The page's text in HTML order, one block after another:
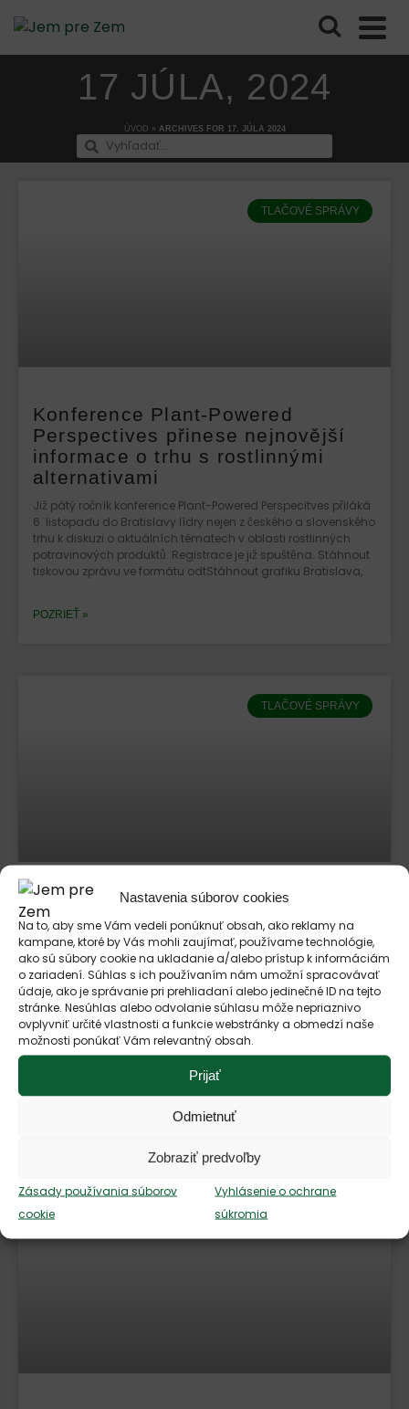
Nastavenia súborov cookies
Na to, aby sme Vám vedeli ponúknuť obsah, ako reklamy na
kampane, ktoré by Vás mohli zaujímať, používame technológie,
ako sú súbory cookie na ukladanie a/alebo prístup k informáciám
o zariadení. Súhlas s ich používaním nám umožní spracovávať
údaje, ako je správanie pri prehliadaní alebo jedinečné ID na tejto
stránke. Nesúhlas alebo odvolanie súhlasu môže nepriaznivo
ovplyvniť určité vlastnosti a funkcie webstránky a obmedzí naše
možnosti ponúkať Vám relevantný obsah.
Prijať
Odmietnuť
Zobraziť predvoľby
Zásady používania súborov
cookie
Vyhlásenie o ochrane
súkromia
17 JÚLA, 2024
ÚVOD » ARCHIVES FOR 17. JÚLA 2024
TLAČOVÉ SPRÁVY
Konference Plant-Powered
Perspectives přinese nejnovější
informace o trhu s rostlinnými
alternativami
Již pátý ročník konference Plant-Powered Perspecitves přiláká
6. listopadu do Bratislavy lídry nejen z českého a slovenského
trhu k diskuzi o aktuálních tématech v oblasti rostlinných
potravinových produktů. Registrace je již spuštěna. Stáhnout
tiskovou zprávu ve formátu odtStáhnout grafiku Bratislava,
POZRIEŤ »
TLAČOVÉ SPRÁVY
Konferencia Plant-Powered
Perspectives prinesie najnovšie
informácie o trhu s rastlinnými
alternatívami
Piaty ročník konferencie Plant-Powered Perspectives priláka 6.
novembra do Bratislavy lídrov nielen zo Slovenského a
Českého trhu, aby diskutovali o aktuálnych témach v oblasti
rastlinných potravinových produktov. Registrácia je už
spustená. Stiahnuť tlačovú správu vo formáte odtStiahnuť
TLAČOVÉ SPRÁVY